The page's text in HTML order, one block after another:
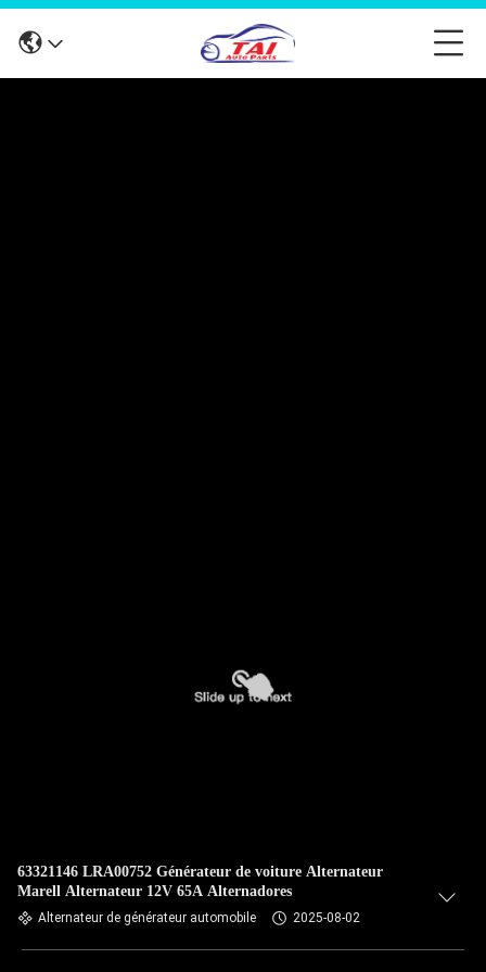
63321146 LRA00752 Générateur de voiture Alternateur
Marell Alternateur 12V 65A Alternadores
Alternateur de générateur automobile 2025-08-02